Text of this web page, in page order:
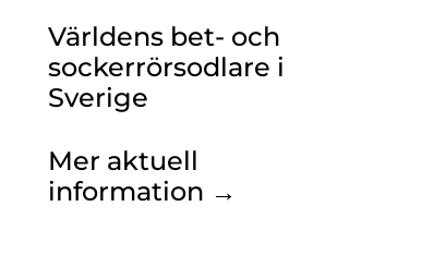
Världens bet- och
sockerrörsodlare i
Sverige
Mer aktuell
information →